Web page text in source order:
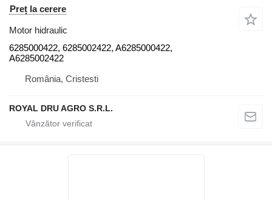
Preț la cerere
Motor hidraulic
6285000422, 6285002422, A6285000422,
A6285002422
România, Cristesti
ROYAL DRU AGRO S.R.L.